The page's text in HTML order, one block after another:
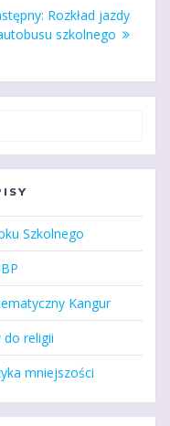
Następny
wpis:
Rozkład jazdy
szkolnego
Szkolnego
Kangur
do religii
mniejszości